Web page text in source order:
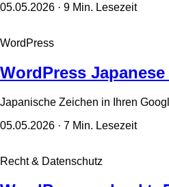
05.05.2026 · 9 Min. Lesezeit
WordPress
WordPress
Japanische Zeichen in Ihren
05.05.2026 · 7 Min. Lesezeit
Recht & Datenschutz